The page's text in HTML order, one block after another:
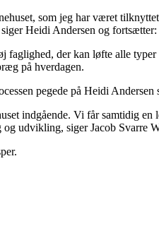
som jeg har været
Heidi Andersen og fortsætter:
faglighed, der kan løfte alle
på hverdagen.
pegede på Heidi
indgående. Vi får samtidig
udvikling, siger Jacob Svarre